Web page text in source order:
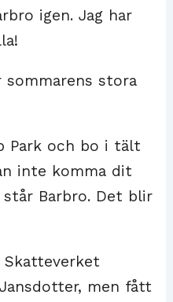
igen. Jag har
stora
Park och bo i tält
inte komma dit
Barbro. Det blir
Skatteverket
men fått